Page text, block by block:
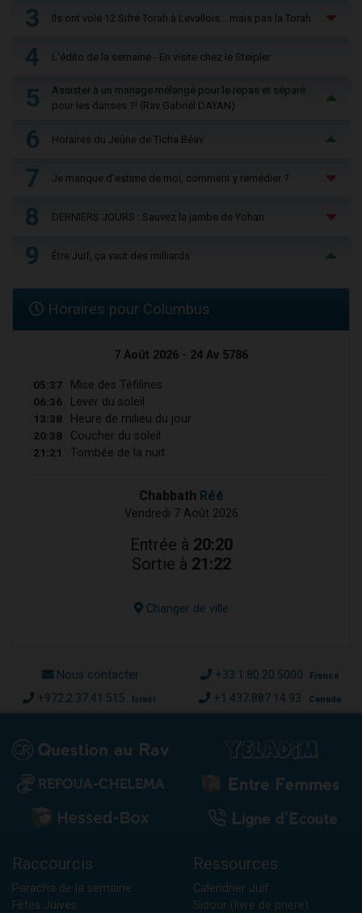
3 Ils ont volé 12 Sifré Torah à Levallois… mais pas la Torah
4 L'édito de la semaine - En visite chez le Steipler
5
Assister à un mariage mélangé pour le repas et séparé
pour les danses ?! (Rav Gabriel DAYAN)
6 Horaires du Jeûne de Ticha Béav
7 Je manque d'estime de moi, comment y remédier ?
8 DERNIERS JOURS : Sauvez la jambe de Yohan
9 Être Juif, ça vaut des milliards
Horaires pour Columbus
7 Août 2026 - 24 Av 5786
05:37 Mise des Téfilines
06:36 Lever du soleil
13:38 Heure de milieu du jour
20:38 Coucher du soleil
21:21 Tombée de la nuit
Chabbath Réé
Vendredi 7 Août 2026
Entrée à 20:20
Sortie à 21:22
Changer de ville
Nous contacter +33.1.80.20.5000 France
+972.2.37.41.515 Israël +1.437.887.14.93 Canada
Raccourcis
Paracha de la semaine
Fêtes Juives
Ressources
Calendrier Juif
Sidour (livre de prière)